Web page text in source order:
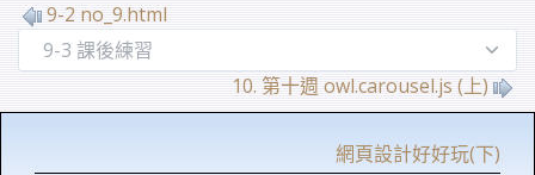
9-2 no_9.html
10. 第十週 owl.carousel.js (上)
網頁設計好好玩(下)